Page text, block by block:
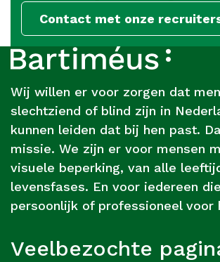
Contact met onze
Footer
Over
Bartiméus
Wij willen er voor zorgen dat
slechtziend of blind zijn in
kunnen leiden dat bij hen past.
missie. We zijn er voor mensen
visuele beperking, van alle
levensfases. En voor iedereen
persoonlijk of professioneel voor
Veelbezochte